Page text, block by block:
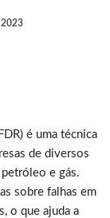
2023
é uma técnica
de diversos
e gás.
sobre falhas em
o que ajuda a